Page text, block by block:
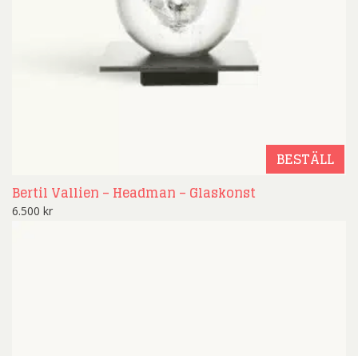
BESTÄLL
Bertil Vallien – Headman – Glaskonst
6.500 kr